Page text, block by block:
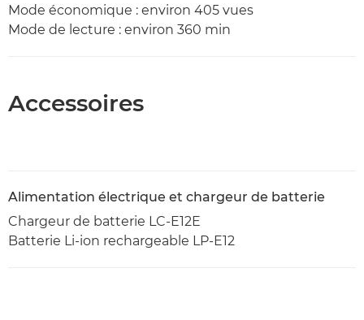
Mode économique : environ 405 vues
Mode de lecture : environ 360 min
Accessoires
Alimentation électrique et chargeur de batterie
Chargeur de batterie LC-E12E
Batterie Li-ion rechargeable LP-E12